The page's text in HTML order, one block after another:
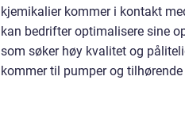
kjemikalier kommer i kontakt
kan bedrifter optimalisere sine
som søker høy kvalitet og
kommer til pumper og